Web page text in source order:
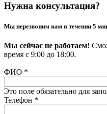
Нужна консультация?
Мы перезвоним вам в течении 5
Мы сейчас не работаем!
время с 9:00 до 18:00.
ФИО *
Это поле обязательно для
Телефон *